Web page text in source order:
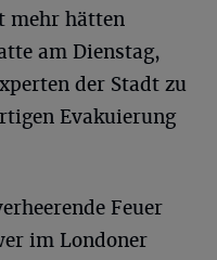
mehr hätten
am Dienstag,
der Stadt zu
Evakuierung
Feuer
im Londoner